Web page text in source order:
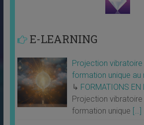
E-LEARNING
Projection vibratoire
formation unique au
↳ FORMATIONS EN
Projection vibratoire
formation unique […]